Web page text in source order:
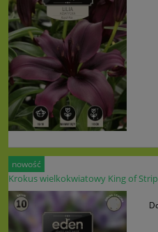
Krokus wielkokwiatowy King of
nowość